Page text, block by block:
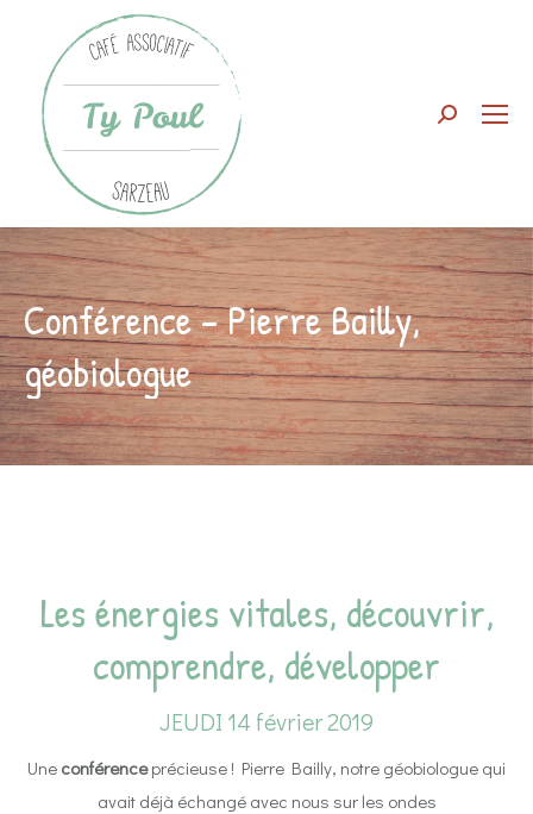
Search:
Conférence – Pierre Bailly,
géobiologue
Les énergies vitales, découvrir,
comprendre, développer
JEUDI 14 février 2019
Une conférenceprécieuse ! Pierre Bailly, notre géobiologue qui
avait déjà échangé avec nous sur les ondes